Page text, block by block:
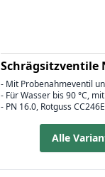
Schrägsitzventile
- Mit Probenahmeventil
- Für Wasser bis 90 °C,
- PN 16.0, Rotguss CC246E
Alle